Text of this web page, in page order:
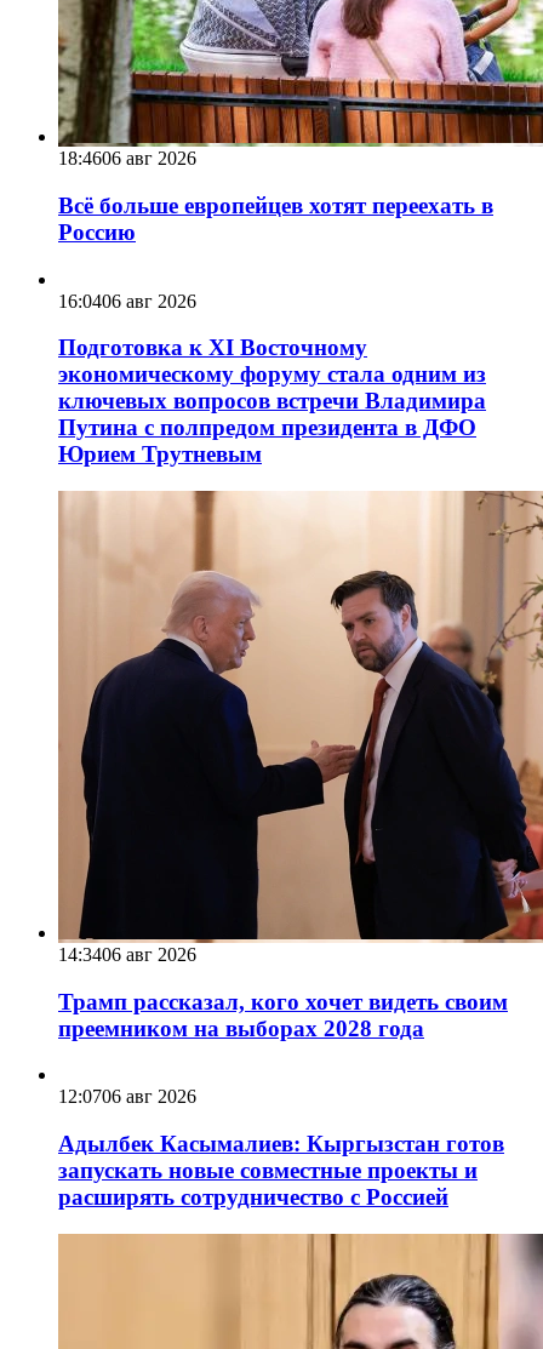
18:4606 авг 2026
Всё больше европейцев хотят переехать в
Россию
16:0406 авг 2026
Подготовка к XI Восточному
экономическому форуму стала одним из
ключевых вопросов встречи Владимира
Путина с полпредом президента в ДФО
Юрием Трутневым
14:3406 авг 2026
Трамп рассказал, кого хочет видеть своим
преемником на выборах 2028 года
12:0706 авг 2026
Адылбек Касымалиев: Кыргызстан готов
запускать новые совместные проекты и
расширять сотрудничество с Россией